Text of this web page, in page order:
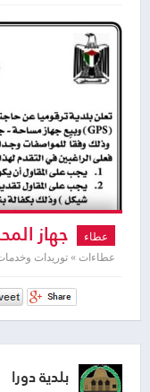
عطاء جهاز
عطاءات » توريدات وخدمات
بلدية دورا